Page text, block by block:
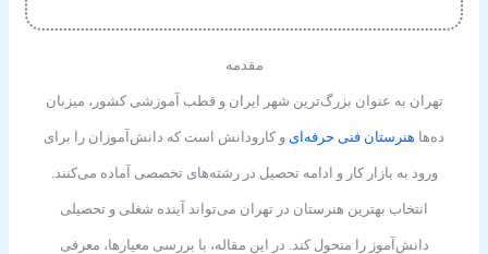
مقدمه
تهران به عنوان بزرگ‌ترین شهر ایران و قطب آموزشی کشور، میزبان
ده‌ها هنرستان فنی حرفه‌ای و کارودانش است که دانش‌آموزان را برای
ورود به بازار کار و ادامه تحصیل در رشته‌های تخصصی آماده می‌کنند.
انتخاب بهترین هنرستان در تهران می‌تواند آینده شغلی و تحصیلی
دانش‌آموز را متحول کند. در این مقاله، با بررسی معیارها، معرفی